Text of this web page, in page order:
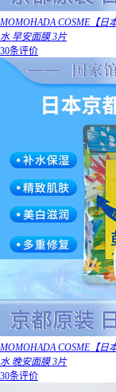
MOMOHADA COSME【
水 早安面膜 3片
30条评价
MOMOHADA COSME【
水 晚安面膜 3片
30条评价